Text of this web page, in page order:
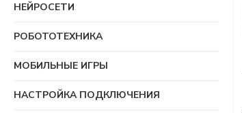
НЕЙРОСЕТИ
РОБОТОТЕХНИКА
МОБИЛЬНЫЕ ИГРЫ
НАСТРОЙКА ПОДКЛЮЧЕНИЯ